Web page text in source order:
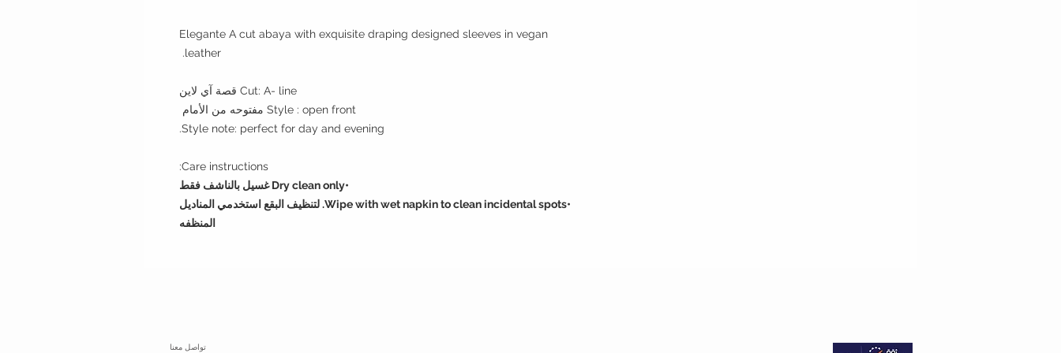
Elegante A cut abaya with exquisite draping designed sleeves in vegan
leather.
Cut: A- line قصة آي لاين
Style : open front مفتوحه من الأمام
Style note: perfect for day and evening.
Care instructions:
•Dry clean only غسيل بالناشف فقط
•Wipe with wet napkin to clean incidental spots. لتنظيف البقع استخدمي المناديل
المنظفه
تواصل معنا